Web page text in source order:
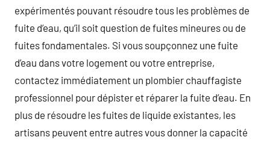
expérimentés pouvant résoudre tous les problèmes de
fuite d’eau, qu’il soit question de fuites mineures ou de
fuites fondamentales. Si vous soupçonnez une fuite
d’eau dans votre logement ou votre entreprise,
contactez immédiatement un plombier chauffagiste
professionnel pour dépister et réparer la fuite d’eau. En
plus de résoudre les fuites de liquide existantes, les
artisans peuvent entre autres vous donner la capacité